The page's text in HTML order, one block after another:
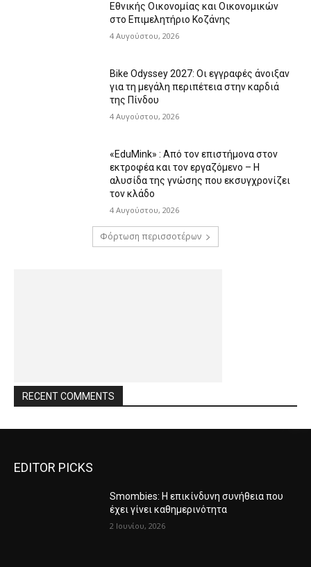
Εθνικής Οικονομίας και Οικονομικών
στο Επιμελητήριο Κοζάνης
4 Αυγούστου, 2026
Bike Odyssey 2027: Οι εγγραφές άνοιξαν
για τη μεγάλη περιπέτεια στην καρδιά
της Πίνδου
4 Αυγούστου, 2026
«EduMink» : Από τον επιστήμονα στον
εκτροφέα και τον εργαζόμενο – Η
αλυσίδα της γνώσης που εκσυγχρονίζει
τον κλάδο
4 Αυγούστου, 2026
Φόρτωση περισσοτέρων
RECENT COMMENTS
EDITOR PICKS
Smombies: Η επικίνδυνη συνήθεια που
έχει γίνει καθημερινότητα
2 Ιουνίου, 2026